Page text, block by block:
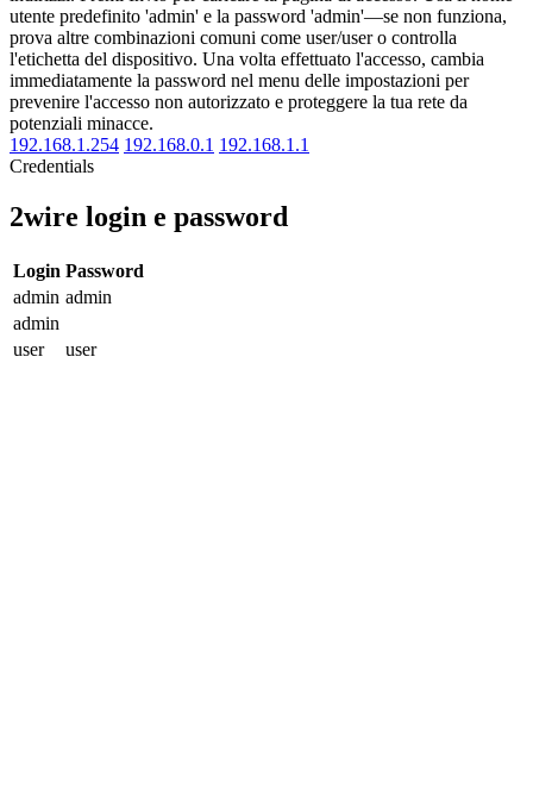
utente predefinito 'admin' e la password 'admin'—se non funziona,
prova altre combinazioni comuni come user/user o controlla
l'etichetta del dispositivo. Una volta effettuato l'accesso, cambia
immediatamente la password nel menu delle impostazioni per
prevenire l'accesso non autorizzato e proteggere la tua rete da
potenziali minacce.
192.168.1.254 192.168.0.1 192.168.1.1
Credentials
2wire login e password
Login Password
admin admin
admin
user
user